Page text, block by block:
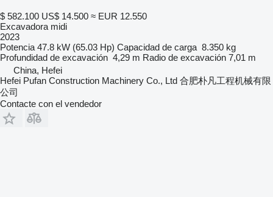
$ 582.100 US$ 14.500 ≈ EUR 12.550
Excavadora midi
2023
Potencia 47.8 kW (65.03 Hp) Capacidad de carga 8.350 kg
Profundidad de excavación 4,29 m Radio de excavación 7,01 m
China, Hefei
Hefei Pufan Construction Machinery Co., Ltd 合肥朴凡工程机械有限
公司
Contacte con el vendedor